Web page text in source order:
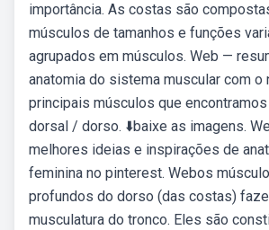
importância. As costas são
músculos de tamanhos e funções
agrupados em músculos. Web —
anatomia do sistema muscular com o
principais músculos que
dorsal / dorso. ⬇️baixe as imagens.
melhores ideias e inspirações de
feminina no pinterest. Webos
profundos do dorso (das costas)
musculatura do tronco. Eles são